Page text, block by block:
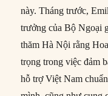
này. Tháng trước,
trưởng của Bộ Ngoại
thăm Hà Nội rằng
trọng trong việc đảm
hỗ trợ Việt Nam